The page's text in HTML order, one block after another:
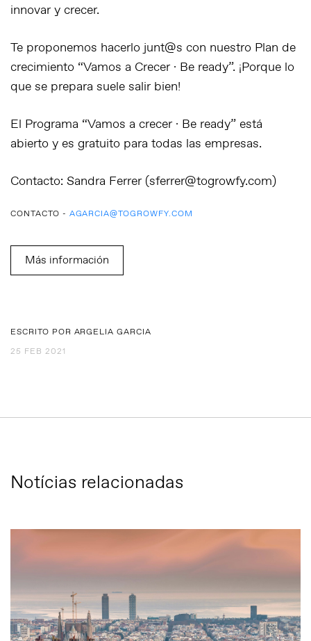
innovar y crecer.
Te proponemos hacerlo junt@s con nuestro Plan de
crecimiento “Vamos a Crecer · Be ready”. ¡Porque lo
que se prepara suele salir bien!
El Programa “Vamos a crecer · Be ready” está
abierto y es gratuito para todas las empresas.
Contacto: Sandra Ferrer (sferrer@togrowfy.com)
CONTACTO - AGARCIA@TOGROWFY.COM
Más información
ESCRITO POR ARGELIA GARCIA
25 FEB 2021
Notícias relacionadas